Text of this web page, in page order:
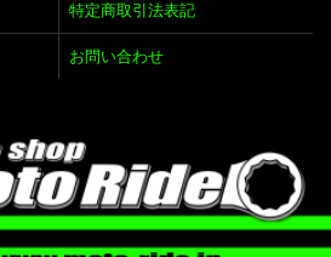
特定商取引法表記
お問い合わせ